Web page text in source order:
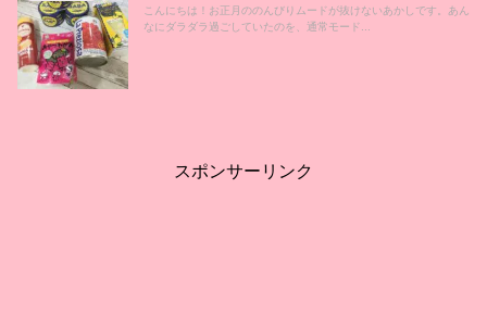
こんにちは！お正月ののんびりムードが抜けないあかしです。あん
なにダラダラ過ごしていたのを、通常モード...
スポンサーリンク